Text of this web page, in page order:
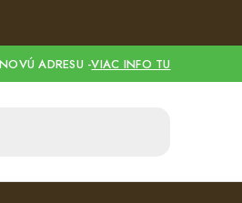
ADRESU -VIAC INFO TU